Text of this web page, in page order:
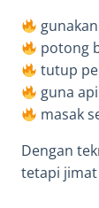
potong
tutup
guna
masak
Dengan
tetapi jimat